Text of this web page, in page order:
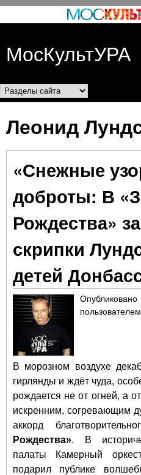
Перейти к
МосКультУРА
Разделы сайта
Леонид
«Снежные
доброты: В
Рождества»
скрипки
детей
пользователем
В морозном воздухе
гирлянды и ждёт чуда,
рождается не от огней, а
искренним, согревающим
аккорд
Рождества». В
палаты Камерный
подарил публике